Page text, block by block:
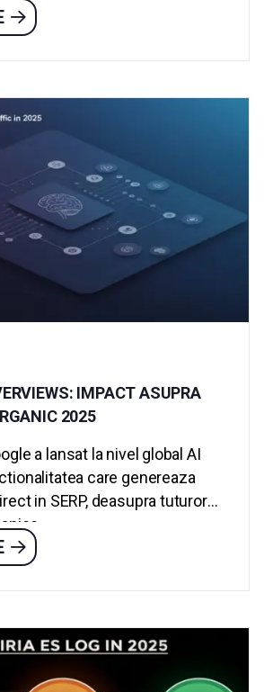
IMPACT ASUPRA
2025
a lansat la nivel global AI
care genereaza
in SERP, deasupra tuturor